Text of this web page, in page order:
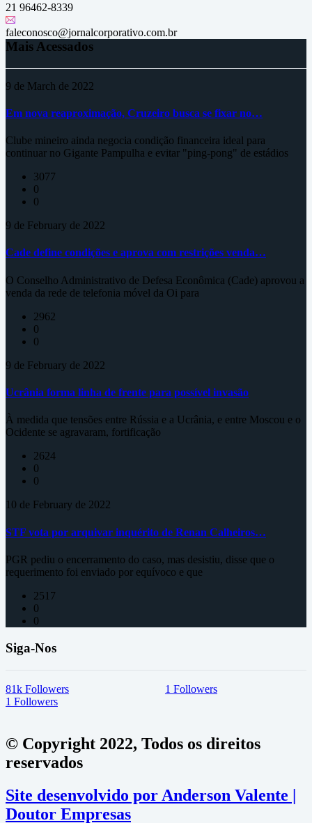
21 96462-8339
faleconosco@jornalcorporativo.com.br
Mais Acessados
9 de March de 2022
Em nova reaproximação, Cruzeiro busca se fixar no…
Clube mineiro ainda negocia condição financeira ideal para
continuar no Gigante Pampulha e evitar "ping-pong" de estádios
3077
0
0
9 de February de 2022
Cade define condições e aprova com restrições venda…
O Conselho Administrativo de Defesa Econômica (Cade) aprovou a
venda da rede de telefonia móvel da Oi para
2962
0
0
9 de February de 2022
Ucrânia forma linha de frente para possível invasão
À medida que tensões entre Rússia e a Ucrânia, e entre Moscou e o
Ocidente se agravaram, fortificação
2624
0
0
10 de February de 2022
STF vota por arquivar inquérito de Renan Calheiros…
PGR pediu o encerramento do caso, mas desistiu, disse que o
requerimento foi enviado por equívoco e que
2517
0
0
Siga-Nos
81k Followers 1 Followers
1 Followers
© Copyright 2022, Todos os direitos
reservados
Site desenvolvido por Anderson Valente |
Doutor Empresas